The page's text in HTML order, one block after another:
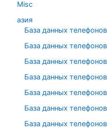
Misc
азия
База данных
База данных
База данных
База данных
База данных
База данных
База данных